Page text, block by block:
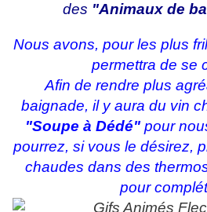
des "Animaux de
Nous avons, pour les plus
permettra de se
Afin de rendre plus
baignade, il y aura du vin
"Soupe à Dédé" pour
pourrez, si vous le désirez,
chaudes dans des
pour